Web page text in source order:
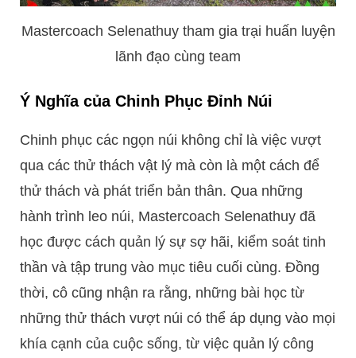
Mastercoach Selenathuy tham gia trại huấn luyện
lãnh đạo cùng team
Ý Nghĩa của Chinh Phục Đỉnh Núi
Chinh phục các ngọn núi không chỉ là việc vượt
qua các thử thách vật lý mà còn là một cách để
thử thách và phát triển bản thân. Qua những
hành trình leo núi, Mastercoach Selenathuy đã
học được cách quản lý sự sợ hãi, kiểm soát tinh
thần và tập trung vào mục tiêu cuối cùng. Đồng
thời, cô cũng nhận ra rằng, những bài học từ
những thử thách vượt núi có thể áp dụng vào mọi
khía cạnh của cuộc sống, từ việc quản lý công